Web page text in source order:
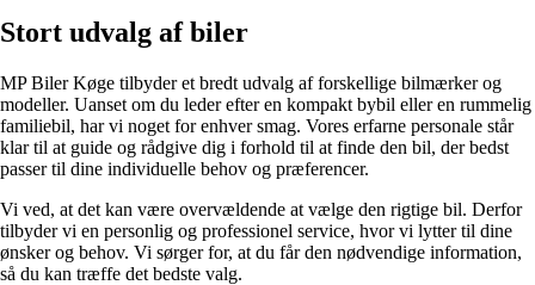
Stort udvalg af biler
MP Biler Køge tilbyder et bredt udvalg af forskellige bilmærker og
modeller. Uanset om du leder efter en kompakt bybil eller en rummelig
familiebil, har vi noget for enhver smag. Vores erfarne personale står
klar til at guide og rådgive dig i forhold til at finde den bil, der bedst
passer til dine individuelle behov og præferencer.
Vi ved, at det kan være overvældende at vælge den rigtige bil. Derfor
tilbyder vi en personlig og professionel service, hvor vi lytter til dine
ønsker og behov. Vi sørger for, at du får den nødvendige information,
så du kan træffe det bedste valg.